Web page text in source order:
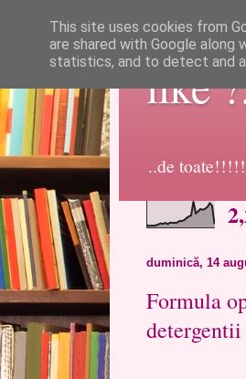
like
..de
duminică, 14
Formula
This site uses cookies from
are shared with Google
statistics, and to detect and